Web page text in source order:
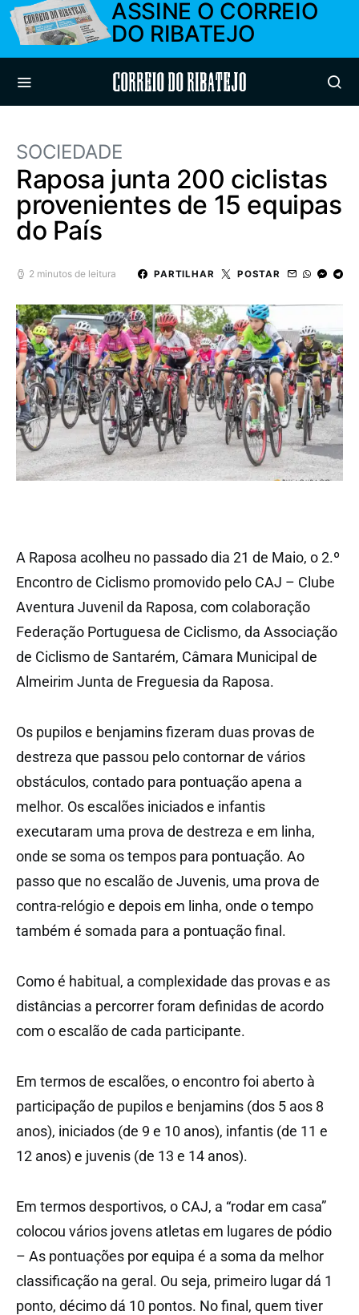
ASSINE O CORREIO
DO RIBATEJO
Correio do Ribatejo
SOCIEDADE
Raposa junta 200 ciclistas
provenientes de 15 equipas
do País
2 minutos de leitura PARTILHAR POSTAR
A Raposa acolheu no passado dia 21 de Maio, o 2.º
Encontro de Ciclismo promovido pelo CAJ – Clube
Aventura Juvenil da Raposa, com colaboração
Federação Portuguesa de Ciclismo, da Associação
de Ciclismo de Santarém, Câmara Municipal de
Almeirim Junta de Freguesia da Raposa.
Os pupilos e benjamins fizeram duas provas de
destreza que passou pelo contornar de vários
obstáculos, contado para pontuação apena a
melhor. Os escalões iniciados e infantis
executaram uma prova de destreza e em linha,
onde se soma os tempos para pontuação. Ao
passo que no escalão de Juvenis, uma prova de
contra-relógio e depois em linha, onde o tempo
também é somada para a pontuação final.
Como é habitual, a complexidade das provas e as
distâncias a percorrer foram definidas de acordo
com o escalão de cada participante.
Em termos de escalões, o encontro foi aberto à
participação de pupilos e benjamins (dos 5 aos 8
anos), iniciados (de 9 e 10 anos), infantis (de 11 e
12 anos) e juvenis (de 13 e 14 anos).
Em termos desportivos, o CAJ, a “rodar em casa”
colocou vários jovens atletas em lugares de pódio
– As pontuações por equipa é a soma da melhor
classificação na geral. Ou seja, primeiro lugar dá 1
ponto, décimo dá 10 pontos. No final, quem tiver